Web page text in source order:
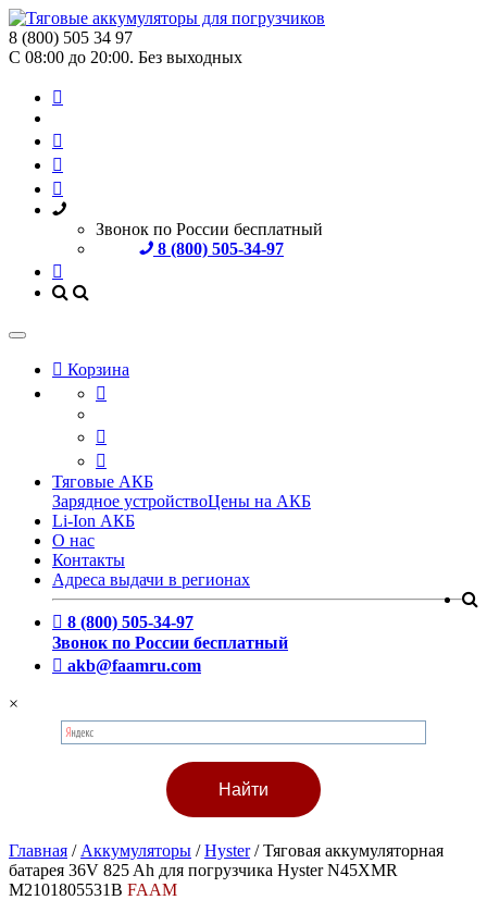
8 (800) 505 34 97
С 08:00 до 20:00. Без выходных
Звонок по России бесплатный
8 (800) 505-34-97
Корзина
Тяговые АКБ
Зарядное устройствоЦены на АКБ
Li-Ion АКБ
О нас
Контакты
Адреса выдачи в регионах
8 (800) 505-34-97
Звонок по России бесплатный
akb@faamru.com
×
Главная / Аккумуляторы /Hyster/Тяговая аккумуляторная
батарея 36V 825 Ah для погрузчика Hyster N45XMR
M2101805531B FAAM